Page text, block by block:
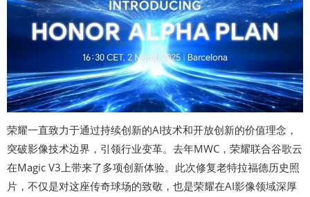
荣耀一直致力于通过持续创新的AI技术和开放创新的价值理念，
突破影像技术边界，引领行业变革。去年MWC，荣耀联合谷歌云
在Magic V3上带来了多项创新体验。此次修复老特拉福德历史照
片，不仅是对这座传奇球场的致敬，也是荣耀在AI影像领域深厚